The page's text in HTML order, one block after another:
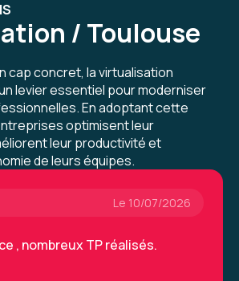
/ Toulouse
cap concret, la virtualisation
levier essentiel pour moderniser
En adoptant cette
optimisent leur
leur productivité et
de leurs équipes.
était à la hauteur de
pour cette formation docker
- Créer et administrer vos
d'applications
Le 10/07/2026
, nombreux TP réalisés.